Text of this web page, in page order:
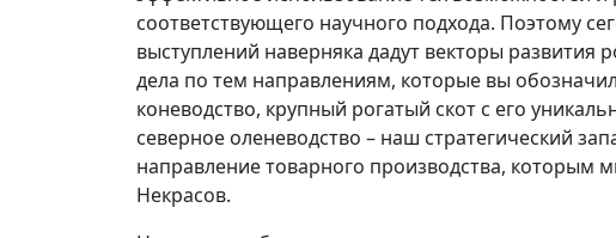
соответствующего научного подхода. Поэтому
выступлений наверняка дадут векторы развития
дела по тем направлениям, которые вы
коневодство, крупный рогатый скот с его
северное оленеводство – наш стратегический
направление товарного производства, которым
Некрасов.